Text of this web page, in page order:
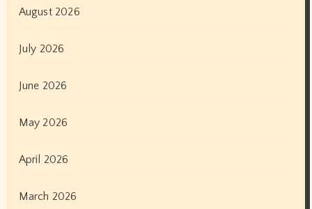
August 2026
July 2026
June 2026
May 2026
April 2026
March 2026